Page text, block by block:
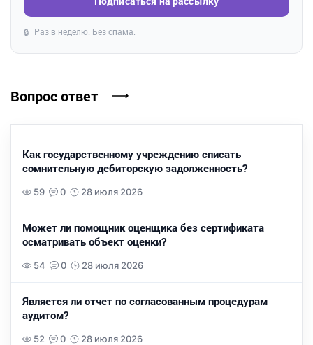
🔒 Раз в неделю. Без спама.
Вопрос ответ
Как государственному учреждению списать
сомнительную дебиторскую задолженность?
59 0 28 июля 2026
Может ли помощник оценщика без сертификата
осматривать объект оценки?
54 0 28 июля 2026
Является ли отчет по согласованным процедурам
аудитом?
52 0 28 июля 2026